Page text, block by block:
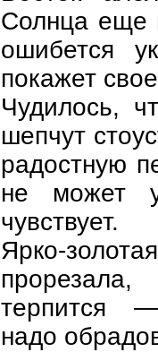
Солнца еще
ошибется
покажет
Чудилось,
шепчут
радостную
не может
чувствует.
Ярко-
терпится
надо